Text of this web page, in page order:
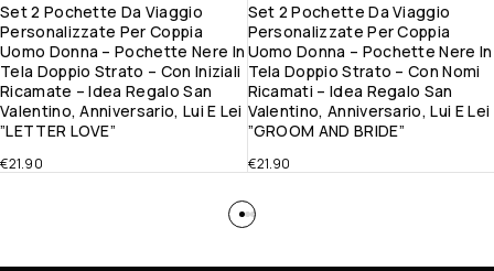
Set 2 Pochette Da Viaggio
Personalizzate Per Coppia
Uomo Donna – Pochette Nere In
Tela Doppio Strato – Con Iniziali
Ricamate – Idea Regalo San
Valentino, Anniversario, Lui E Lei
”LETTER LOVE”
€21.90
Set 2 Pochette Da Viaggio
Personalizzate Per Coppia
Uomo Donna – Pochette Nere In
Tela Doppio Strato – Con Nomi
Ricamati – Idea Regalo San
Valentino, Anniversario, Lui E Lei
”GROOM AND BRIDE”
€21.90